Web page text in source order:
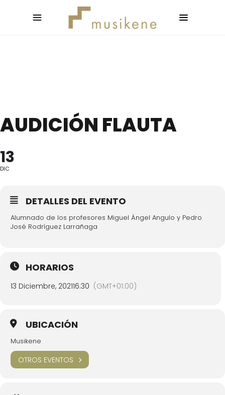
AUDICIÓN FLAUTA
13
DIC
DETALLES DEL EVENTO
Alumnado de los profesores Miguel Ángel Angulo y Pedro
José Rodríguez Larrañaga
HORARIOS
13 Diciembre, 202116:30 (GMT+01:00)
UBICACIÓN
Musikene
OTROS EVENTOS